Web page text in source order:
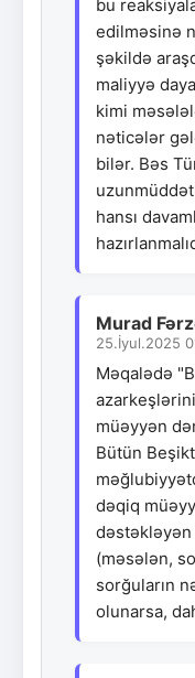
bu
edilməsinə
şəkildə
maliyyə
kimi
nəticələr
bilər. Bəs
hansı
Murad
25.İyul.2025
Məqalədə
müəyyən
Bütün
dəqiq
(məsələn,
sorğuların
olunarsa,